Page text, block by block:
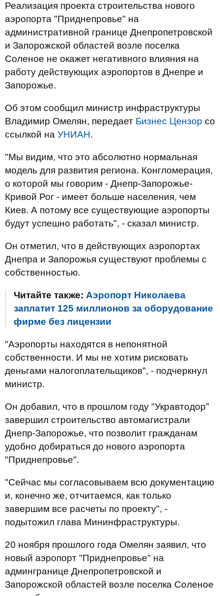
Реализация проекта строительства нового
аэропорта "Приднепровье" на
административной границе Днепропетровской
и Запорожской областей возле поселка
Соленое не окажет негативного влияния на
работу действующих аэропортов в Днепре и
Запорожье.
Об этом сообщил министр инфраструктуры
Владимир Омелян, передает Бизнес Цензор со
ссылкой на УНИАН.
"Мы видим, что это абсолютно нормальная
модель для развития региона. Конгломерация,
о которой мы говорим - Днепр-Запорожье-
Кривой Рог - имеет больше населения, чем
Киев. А потому все существующие аэропорты
будут успешно работать", - сказал министр.
Он отметил, что в действующих аэропортах
Днепра и Запорожья существуют проблемы с
собственностью.
Читайте также: Аэропорт Николаева
заплатит 125 миллионов за оборудование
фирме без лицензии
"Аэропорты находятся в непонятной
собственности. И мы не хотим рисковать
деньгами налогоплательщиков", - подчеркнул
министр.
Он добавил, что в прошлом году "Укравтодор"
завершил строительство автомагистрали
Днепр-Запорожье, что позволит гражданам
удобно добираться до нового аэропорта
"Приднепровье".
"Сейчас мы согласовываем всю документацию
и, конечно же, отчитаемся, как только
завершим все расчеты по проекту", -
подытожил глава Мининфраструктуры.
20 ноября прошлого года Омелян заявил, что
новый аэропорт "Приднепровье" на
админгранице Днепропетровской и
Запорожской областей возле поселка Соленое